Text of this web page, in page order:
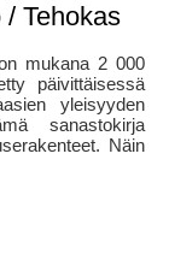
Tehokas
mukana 2 000
päivittäisessä
yleisyyden
sanastokirja
Näin